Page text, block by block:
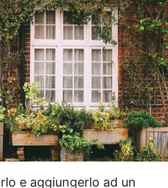
e aggiungerlo ad un